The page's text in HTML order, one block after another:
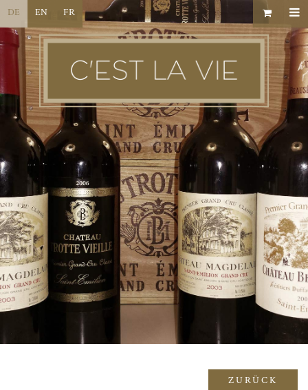
DE EN FR
ZURÜCK